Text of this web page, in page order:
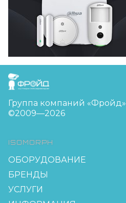
FreudGroup
Группа компаний «Фройд»
©2009—2026
ISOMORPH
ОБОРУДОВАНИЕ
БРЕНДЫ
УСЛУГИ